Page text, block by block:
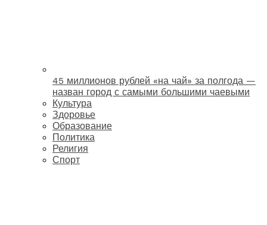
45 миллионов рублей «на чай» за полгода —
назван город с самыми большими чаевыми
Культура
Здоровье
Образование
Политика
Религия
Спорт